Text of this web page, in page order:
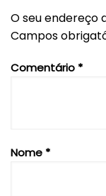
O seu endereço
Campos
Comentário *
Nome *